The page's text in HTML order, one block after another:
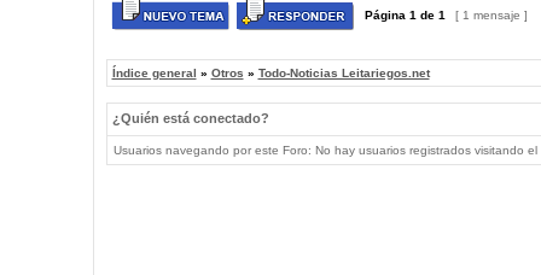
Página 1 de 1 [ 1 mensaje ]
Índice general » Otros » Todo-Noticias Leitariegos.net
¿Quién está conectado?
Usuarios navegando por este Foro: No hay usuarios registrados visitando